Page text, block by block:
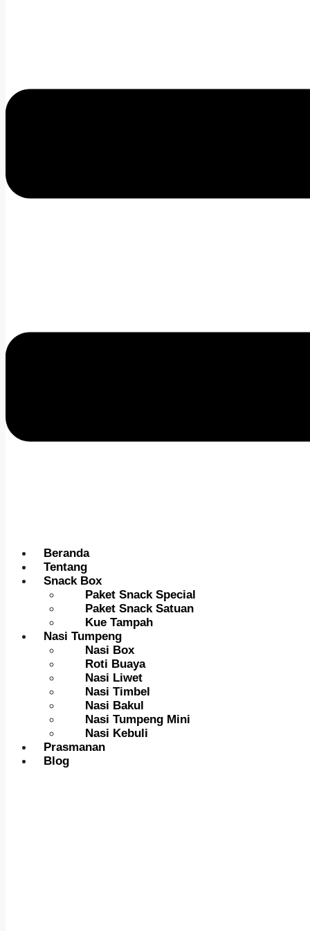
Beranda
Tentang
Snack Box
Paket Snack Special
Paket Snack Satuan
Kue Tampah
Nasi Tumpeng
Nasi Box
Roti Buaya
Nasi Liwet
Nasi Timbel
Nasi Bakul
Nasi Tumpeng Mini
Nasi Kebuli
Prasmanan
Blog